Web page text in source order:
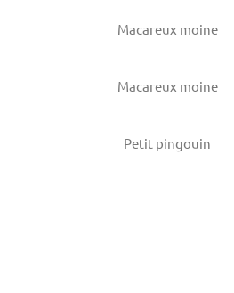
Macareux moine
Macareux moine
Petit pingouin